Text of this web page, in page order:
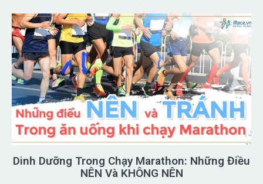
Dinh Dưỡng Trong Chạy Marathon: Những Điều
NÊN Và KHÔNG NÊN